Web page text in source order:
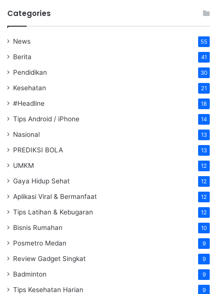
Categories
News 55
Berita 41
Pendidikan 30
Kesehatan 21
#Headline 18
Tips Android / iPhone 14
Nasional 13
PREDIKSI BOLA 13
UMKM 12
Gaya Hidup Sehat 12
Aplikasi Viral & Bermanfaat 12
Tips Latihan & Kebugaran 12
Bisnis Rumahan 10
Posmetro Medan 9
Review Gadget Singkat 9
Badminton 9
Tips Kesehatan Harian 9